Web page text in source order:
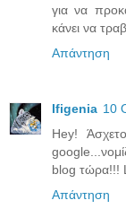
για να
κάνει να
Απάντηση
Ifigenia 10
Hey!
blog τώρα!!!
Απάντηση